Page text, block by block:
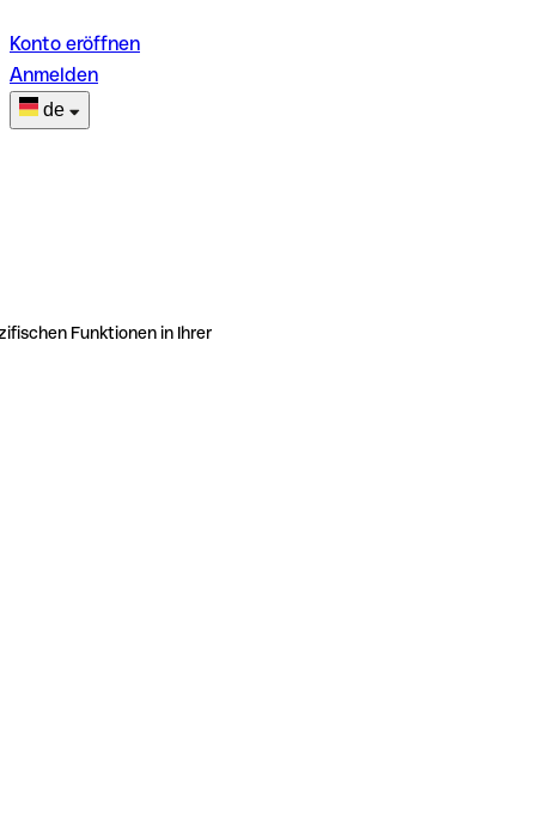
Konto eröffnen
Anmelden
de
Funktionen in Ihrer